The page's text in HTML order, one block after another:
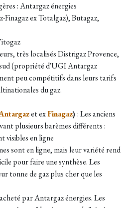
: Antargaz énergies
ex Totalgaz), Butagaz,
très localisés Distrigaz Provence,
(propriété d'UGI Antargaz
peu compétitifs dans leurs tarifs
du gaz.
et exFinagaz): Les anciens
plusieurs barèmes différents :
visibles en ligne
sont en ligne, mais leur variété rend
pour faire une synthèse.Les
tonne de gaz plus cher que les
par Antargaz énergies. Les